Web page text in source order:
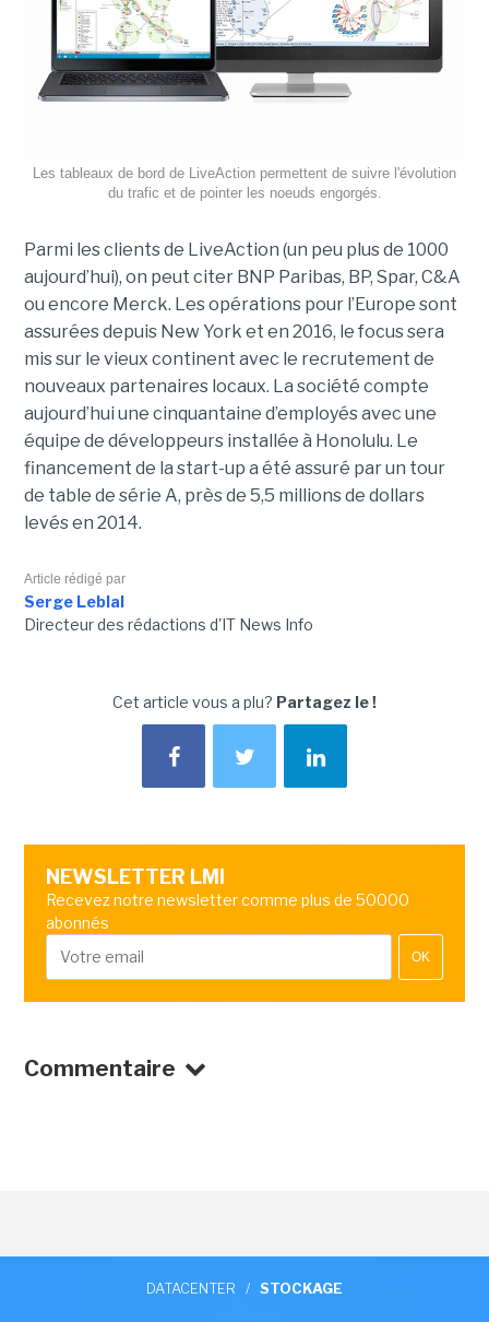
Les tableaux de bord de LiveAction permettent de suivre l'évolution
du trafic et de pointer les noeuds engorgés.
Parmi les clients de LiveAction (un peu plus de 1000
aujourd’hui), on peut citer BNP Paribas, BP, Spar, C&A
ou encore Merck. Les opérations pour l’Europe sont
assurées depuis New York et en 2016, le focus sera
mis sur le vieux continent avec le recrutement de
nouveaux partenaires locaux. La société compte
aujourd’hui une cinquantaine d’employés avec une
équipe de développeurs installée à Honolulu. Le
financement de la start-up a été assuré par un tour
de table de série A, près de 5,5 millions de dollars
levés en 2014.
Article rédigé par
Serge Leblal
Directeur des rédactions d'IT News Info
Cet article vous a plu? Partagez le !
NEWSLETTER LMI
Recevez notre newsletter comme plus de 50000
abonnés
OK
Commentaire
DATACENTER / STOCKAGE